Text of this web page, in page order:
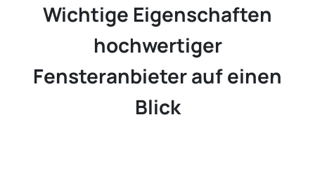
Wichtige Eigenschaften
hochwertiger
Fensteranbieter auf einen
Blick